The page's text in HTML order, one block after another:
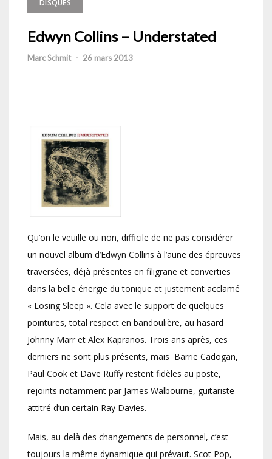
DISQUES
Edwyn Collins – Understated
Marc Schmit - 26 mars 2013
Qu’on le veuille ou non, difficile de ne pas considérer
un nouvel album d’Edwyn Collins à l’aune des épreuves
traversées, déjà présentes en filigrane et converties
dans la belle énergie du tonique et justement acclamé
« Losing Sleep ». Cela avec le support de quelques
pointures, total respect en bandoulière, au hasard
Johnny Marr et Alex Kapranos. Trois ans après, ces
derniers ne sont plus présents, mais Barrie Cadogan,
Paul Cook et Dave Ruffy restent fidèles au poste,
rejoints notamment par James Walbourne, guitariste
attitré d’un certain Ray Davies.
Mais, au-delà des changements de personnel, c’est
toujours la même dynamique qui prévaut. Scot Pop,